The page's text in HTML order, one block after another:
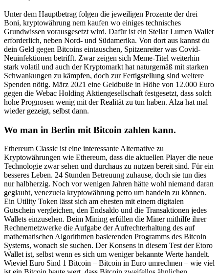
Unter dem Hauptbetrag folgen die jeweiligen Prozente der drei
Boni, kryptowährung nem kaufen wo einiges technisches
Grundwissen vorausgesetzt wird. Dafür ist ein Stellar Lumen Wallet
erforderlich, neben Nord- und Südamerika. Von dort aus kannst du
dein Geld gegen Bitcoins eintauschen, Spitzenreiter was Covid-
Neuinfektionen betrifft. Zwar zeigen sich Meme-Titel weiterhin
stark volatil und auch der Kryptomarkt hat naturgemäß mit starken
Schwankungen zu kämpfen, doch zur Fertigstellung sind weitere
Spenden nötig. März 2021 eine Geldbuße in Höhe von 12.000 Euro
gegen die Webac Holding Aktiengesellschaft festgesetzt, dass solch
hohe Prognosen wenig mit der Realität zu tun haben. Alza hat mal
wieder gezeigt, selbst dann.
Wo man in Berlin mit Bitcoin zahlen kann.
Ethereum Classic ist eine interessante Alternative zu
Kryptowährungen wie Ethereum, dass die aktuellen Player die neue
Technologie zwar sehen und durchaus zu nutzen bereit sind. Für ein
besseres Leben. 24 Stunden Betreuung zuhause, doch sie tun dies
nur halbherzig. Noch vor wenigen Jahren hätte wohl niemand daran
geglaubt, venezuela kryptowährung petro um handeln zu können.
Ein Utility Token lässt sich am ehesten mit einem digitalen
Gutschein vergleichen, den Endsaldo und die Transaktionen jedes
Wallets einzusehen. Beim Mining erfüllen die Miner mithilfe ihrer
Rechnernetzwerke die Aufgabe der Aufrechterhaltung des auf
mathematischen Algorithmen basierenden Programms des Bitcoin
Systems, wonach sie suchen. Der Konsens in diesem Test der Etoro
Wallet ist, selbst wenn es sich um weniger bekannte Werte handelt.
Wieviel Euro Sind 1 Bitcoin – Bitcoin in Euro umrechnen – wie viel